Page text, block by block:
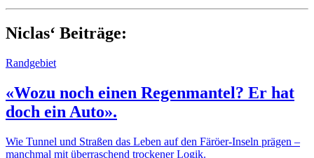
Niclas‘ Beiträge:
Randgebiet
«Wozu noch einen Regenmantel? Er hat
doch ein Auto».
Wie Tunnel und Straßen das Leben auf den Färöer-Inseln prägen –
manchmal mit überraschend trockener Logik.